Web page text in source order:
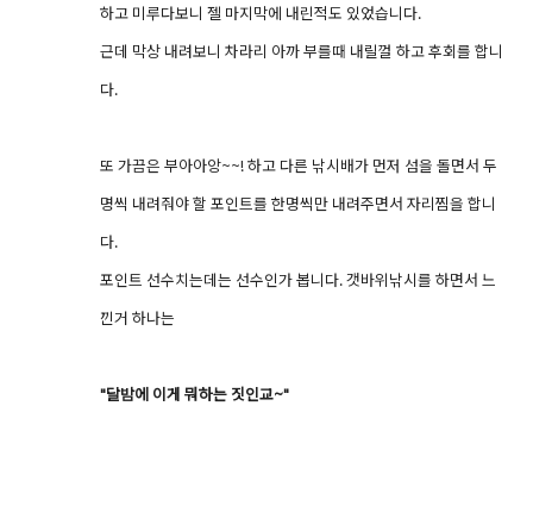
하고 미루다보니 젤 마지막에 내린적도 있었습니다.
근데 막상 내려보니 차라리 아까 부를때 내릴껄 하고 후회를 합니
다.
또 가끔은 부아아앙~~! 하고 다른 낚시배가 먼저 섬을 돌면서 두
명씩 내려줘야 할 포인트를 한명씩만 내려주면서 자리찜을 합니
다.
포인트 선수치는데는 선수인가 봅니다. 갯바위낚시를 하면서 느
낀거 하나는
"달밤에 이게 뭐하는 짓인교~"